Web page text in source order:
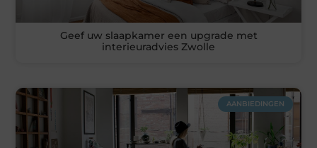
Geef uw slaapkamer een upgrade met
interieuradvies Zwolle
AANBIEDINGEN